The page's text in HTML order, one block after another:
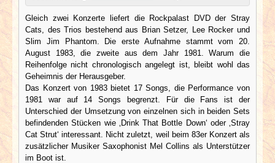
Gleich zwei Konzerte liefert die Rockpalast DVD der Stray
Cats, des Trios bestehend aus Brian Setzer, Lee Rocker und
Slim Jim Phantom. Die erste Aufnahme stammt vom 20.
August 1983, die zweite aus dem Jahr 1981. Warum die
Reihenfolge nicht chronologisch angelegt ist, bleibt wohl das
Geheimnis der Herausgeber.
Das Konzert von 1983 bietet 17 Songs, die Performance von
1981 war auf 14 Songs begrenzt. Für die Fans ist der
Unterschied der Umsetzung von einzelnen sich in beiden Sets
befindenden Stücken wie ‚Drink That Bottle Down‘ oder ‚Stray
Cat Strut‘ interessant. Nicht zuletzt, weil beim 83er Konzert als
zusätzlicher Musiker Saxophonist Mel Collins als Unterstützer
im Boot ist.